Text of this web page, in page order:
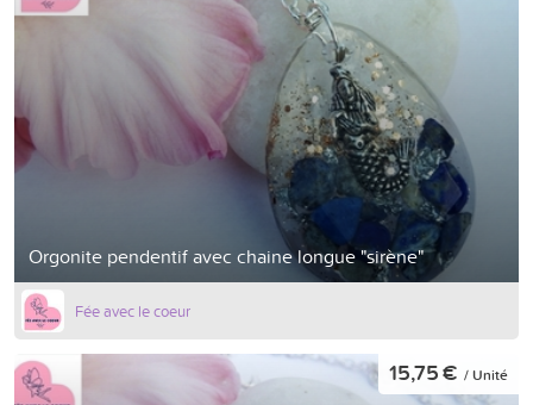
Orgonite pendentif avec chaine longue "sirène"
Fée avec le coeur
15,75 € / Unité